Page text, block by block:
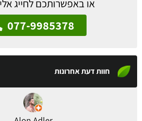
או באפשרותכם לחייג
077-9985378
חוות דעת אחרונות